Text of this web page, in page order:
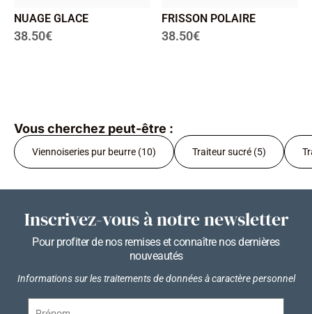
NUAGE GLACE
38.50€
FRISSON POLAIRE
38.50€
Vous cherchez peut-être :
Viennoiseries pur beurre (10) Traiteur sucré (5)
Inscrivez-vous à notre newsletter
Pour profiter de nos remises et connaître nos dernières
nouveautés
Informations sur les traitements de données à caractère personnel